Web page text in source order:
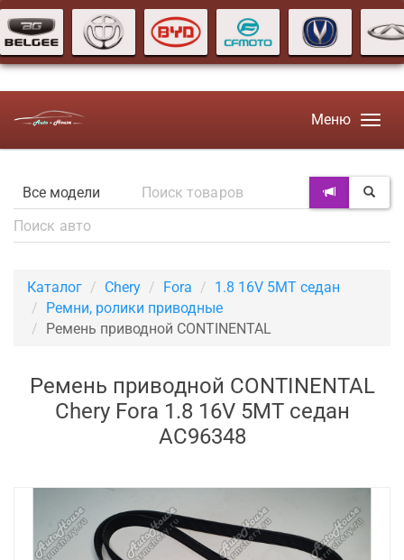
Меню
Каталог Chery Fora
1.8 16V 5MT седан
Ремни, ролики приводные
Ремень приводной CONTINENTAL
Ремень приводной CONTINENTAL
Chery Fora 1.8 16V 5MT седан
AC96348